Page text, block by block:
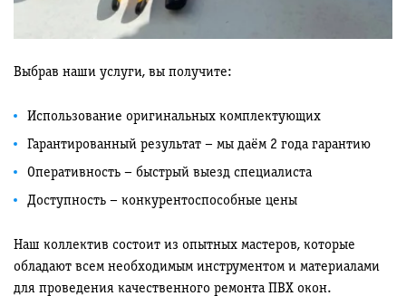
Выбрав наши услуги, вы получите:
Использование оригинальных комплектующих
Гарантированный результат – мы даём 2 года гарантию
Оперативность – быстрый выезд специалиста
Доступность – конкурентоспособные цены
Наш коллектив состоит из опытных мастеров, которые
обладают всем необходимым инструментом и материалами
для проведения качественного ремонта ПВХ окон.